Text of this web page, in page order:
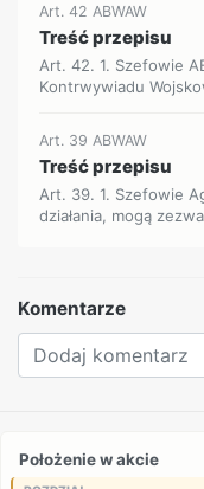
Art. 42 ABWAW
Treść przepisu
Art. 42. 1. Szefowie
Kontrwywiadu
Art. 39 ABWAW
Treść przepisu
Art. 39. 1. Szefowie
działania, mogą
Komentarze
Położenie w akcie